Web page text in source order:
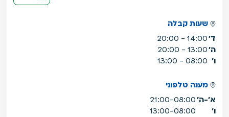
שעות קבלה
ד'14:00 - 20:00
ה'13:00 - 20:00
ו' 08:00 - 13:00
מענה טלפוני
א'-ה'21:00-08:00
ו'
13:00-08:00